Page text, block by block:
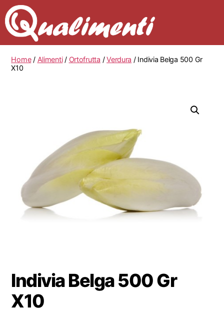
Home/ Alimenti/ Ortofrutta /Verdura / Indivia Belga 500 Gr
X10
Indivia Belga 500 Gr
X10